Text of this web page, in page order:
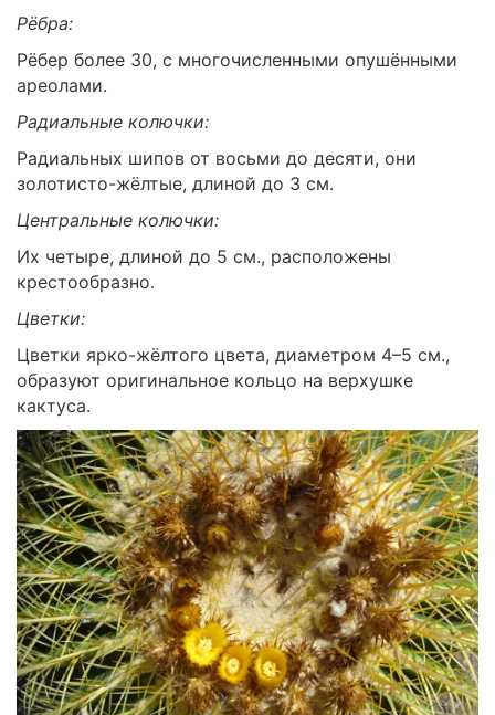
Рёбра:
Рёбер более 30, с многочисленными опушёнными
ареолами.
Радиальные колючки:
Радиальных шипов от восьми до десяти, они
золотисто-жёлтые, длиной до 3 см.
Центральные колючки:
Их четыре, длиной до 5 см., расположены
крестообразно.
Цветки:
Цветки ярко-жёлтого цвета, диаметром 4–5 см.,
образуют оригинальное кольцо на верхушке
кактуса.